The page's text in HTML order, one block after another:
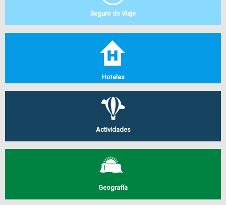
Seguro de Viaje
Hoteles
Actividades
Geografía